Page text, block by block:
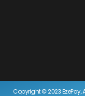
Copyright © 2023 EzePay,